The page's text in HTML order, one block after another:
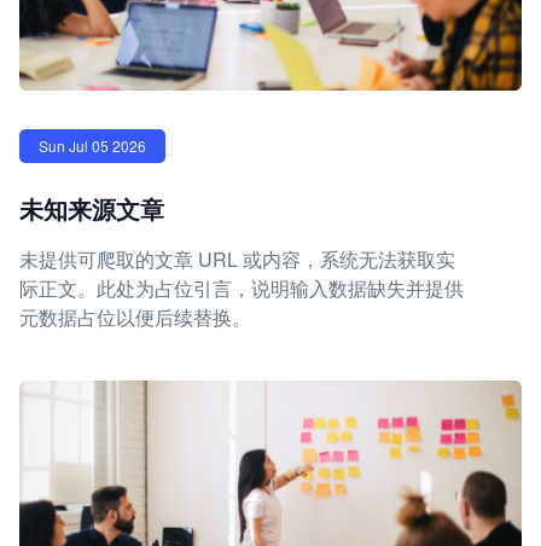
Sun Jul 05 2026
未知来源文章
未提供可爬取的文章 URL 或内容，系统无法获取实
际正文。此处为占位引言，说明输入数据缺失并提供
元数据占位以便后续替换。